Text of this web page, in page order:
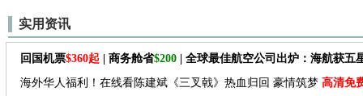
实用资讯
回国机票$360起 | 商务舱省$200 | 全球最佳航空公司出炉：海航获五
海外华人福利！在线看陈建斌《三叉戟》热血归回 豪情筑梦 高清免